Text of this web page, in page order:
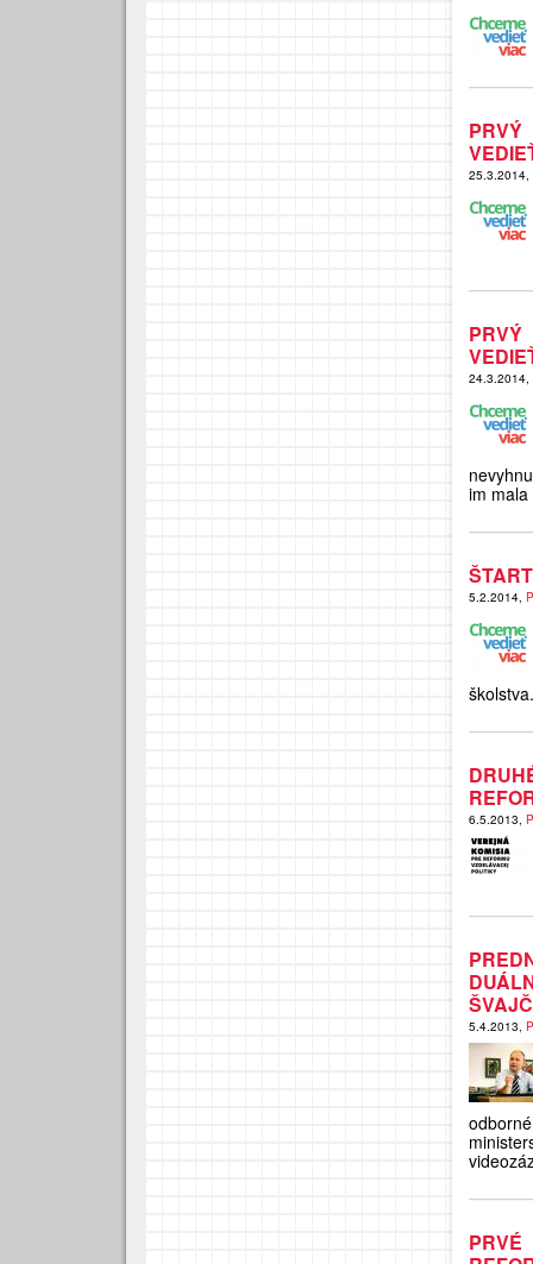
25.3.2014,
PRVÝ
24.3.2014,
im
5.2.2014,
školstva.
6.5.2013,
5.4.2013,